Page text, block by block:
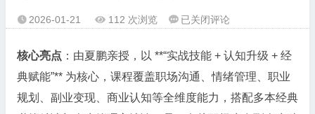
 2026-01-21  112 次浏览  【夏
推
荐
硬
已关闭评论
核心亮点 ：由夏鹏亲授，以 **“实战技能 + 认知升级 + 经
典赋能”** 为核心，课程覆盖职场沟通、情绪管理、职业
规划、副业变现、商业认知等全维度能力，搭配多本经典